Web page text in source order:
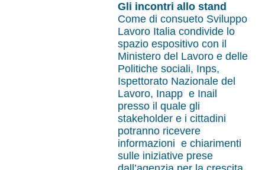
Gli incontri allo stand
Come di consueto Sviluppo
Lavoro Italia condivide lo
spazio espositivo con il
Ministero del Lavoro e delle
Politiche sociali, Inps,
Ispettorato Nazionale del
Lavoro, Inapp e Inail
presso il quale gli
stakeholder e i cittadini
potranno ricevere
informazioni e chiarimenti
sulle iniziative prese